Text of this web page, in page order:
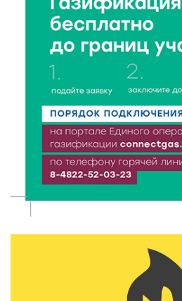
8 Авг 2026 14:14 476
Виталий Королев запустил
Калязине
8 Авг 2026 13:37 805
Чем удивит X Международный
в 2026 году?
8 Авг 2026 12:37 452
Забыл вещи в транспорте?
1256
Более 40 миллионов на